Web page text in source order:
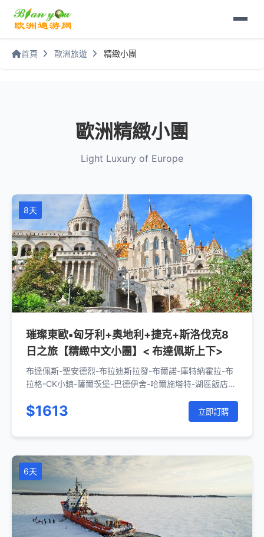
首頁 歐洲旅遊 精緻小團
歐洲精緻小團
Light Luxury of Europe
8天
璀璨東歐▪匈牙利+奧地利+捷克+斯洛伐克8
日之旅【精緻中文小團】< 布達佩斯上下>
布達佩斯-聖安德烈-布拉迪斯拉發-布爾諾-庫特納霍拉-布
拉格-CK小鎮-薩爾茨堡-巴德伊舍-哈爾施塔特-湖區飯店-
$1613 立即訂購
6天